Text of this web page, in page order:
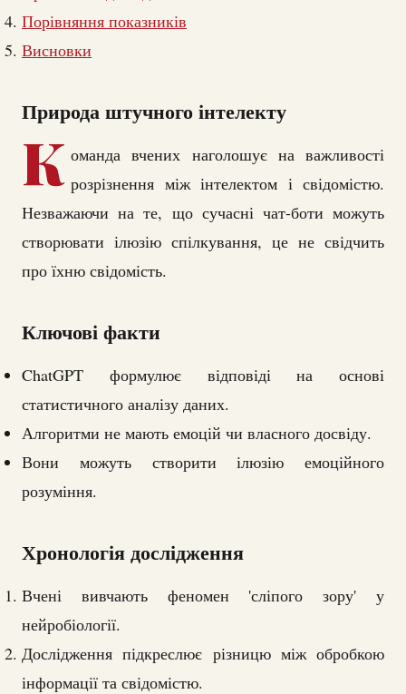
Порівняння показників
Висновки
Природа штучного інтелекту
К оманда вчених наголошує на важливості
розрізнення між інтелектом і свідомістю.
Незважаючи на те, що сучасні чат-боти можуть
створювати ілюзію спілкування, це не свідчить
про їхню свідомість.
Ключові факти
ChatGPT формулює відповіді на основі
статистичного аналізу даних.
Алгоритми не мають емоцій чи власного досвіду.
Вони можуть створити ілюзію емоційного
розуміння.
Хронологія дослідження
Вчені вивчають феномен 'сліпого зору' у
нейробіології.
Дослідження підкреслює різницю між обробкою
інформації та свідомістю.